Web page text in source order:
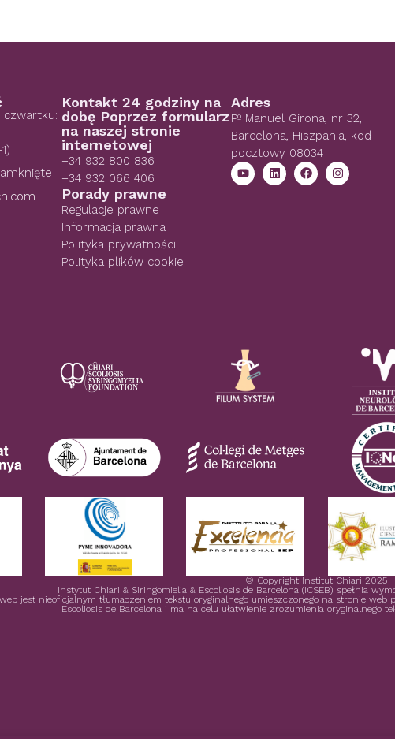
czwartku:
Kontakt 24 godziny na
dobę Poprzez formularz
na naszej stronie
internetowej
+34 932 800 836
+34 932 066 406
Porady prawne
Regulacje prawne
Informacja prawna
Polityka prywatności
Polityka plików cookie
Adres
Pº Manuel Girona, nr 32,
Barcelona, Hiszpania, kod
pocztowy 08034
© Copyright Institut Chiari 2025
Instytut Chiari & Siringomielia & Escoliosis de Barcelona (ICSEB) spełnia
jest nieoficjalnym tłumaczeniem tekstu oryginalnego umieszczonego na stronie web
Escoliosis de Barcelona i ma na celu ułatwienie zrozumienia oryginalnego